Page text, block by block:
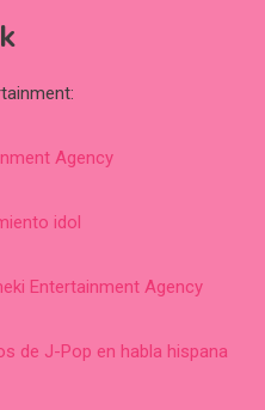
Agency
idol
Entertainment Agency
de J-Pop en habla hispana